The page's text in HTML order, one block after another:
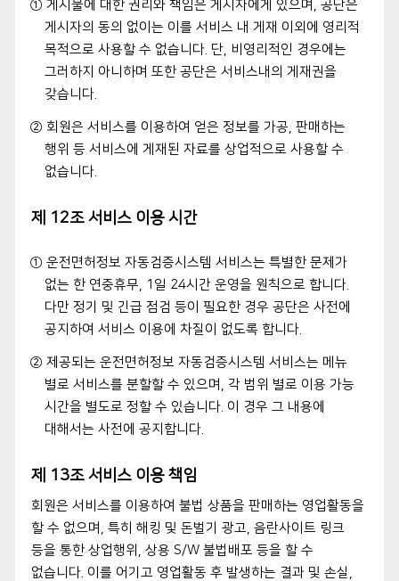
① 게시물에 대한 권리와 책임은 게시자에게 있으며, 공단은
게시자의 동의 없이는 이를 서비스 내 게재 이외에 영리적
목적으로 사용할 수 없습니다. 단, 비영리적인 경우에는
그러하지 아니하며 또한 공단은 서비스내의 게재권을
갖습니다.
② 회원은 서비스를 이용하여 얻은 정보를 가공, 판매하는
행위 등 서비스에 게재된 자료를 상업적으로 사용할 수
없습니다.
제 12조 서비스 이용 시간
① 운전면허정보 자동검증시스템 서비스는 특별한 문제가
없는 한 연중휴무, 1일 24시간 운영을 원칙으로 합니다.
다만 정기 및 긴급 점검 등이 필요한 경우 공단은 사전에
공지하여 서비스 이용에 차질이 없도록 합니다.
② 제공되는 운전면허정보 자동검증시스템 서비스는 메뉴
별로 서비스를 분할할 수 있으며, 각 범위 별로 이용 가능
시간을 별도로 정할 수 있습니다. 이 경우 그 내용에
대해서는 사전에 공지합니다.
제 13조 서비스 이용 책임
회원은 서비스를 이용하여 불법 상품을 판매하는 영업활동을
할 수 없으며, 특히 해킹 및 돈벌기 광고, 음란사이트 링크
등을 통한 상업행위, 상용 S/W 불법배포 등을 할 수
없습니다. 이를 어기고 영업활동 후 발생하는 결과 및 손실,